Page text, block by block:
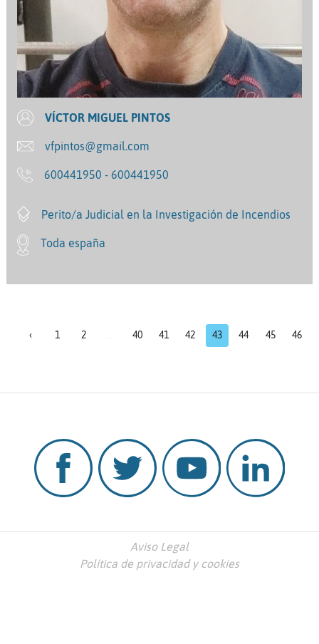
VÍCTOR MIGUEL PINTOS
vfpintos@gmail.com
600441950 - 600441950
Perito/a Judicial en la Investigación de Incendios
Toda españa
‹ 1 2 40 41 42 43 44 45 46
Aviso Legal
Política de privacidad y cookies